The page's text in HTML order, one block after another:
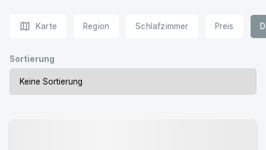
map Karte Region Schlafzimmer Preis
Sortierung